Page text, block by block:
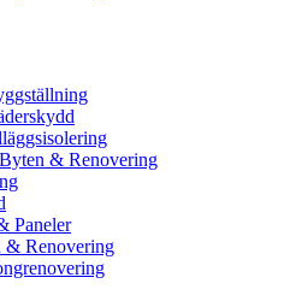
& Renovering
Paneler
& Renovering